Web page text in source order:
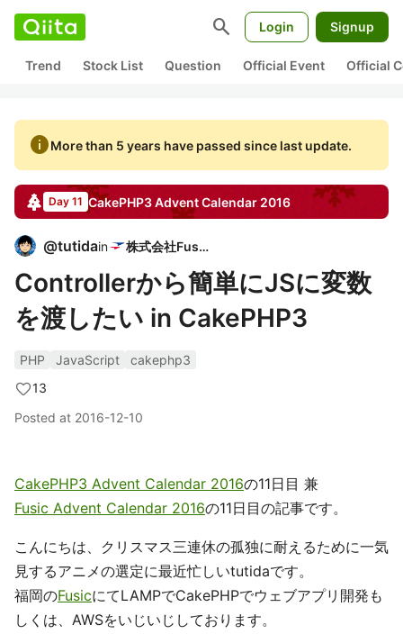
search Login Signup
Trend Stock List Question Official Event Official
infoMore than 5 years have passed since last update.
Day 11 CakePHP3Advent Calendar 2016
@tutidain 株式会社Fusic
Controllerから簡単にJSに変数
を渡したい in CakePHP3
PHP JavaScript
cakephp3
13
Posted at 2016-12-10
CakePHP3 Advent Calendar 2016の11日目 兼
Fusic Advent Calendar 2016の11日目の記事です。
こんにちは、クリスマス三連休の孤独に耐えるために一気
見するアニメの選定に最近忙しいtutidaです。
福岡のFusicにてLAMPでCakePHPでウェブアプリ開発も
しくは、AWSをいじいじしております。